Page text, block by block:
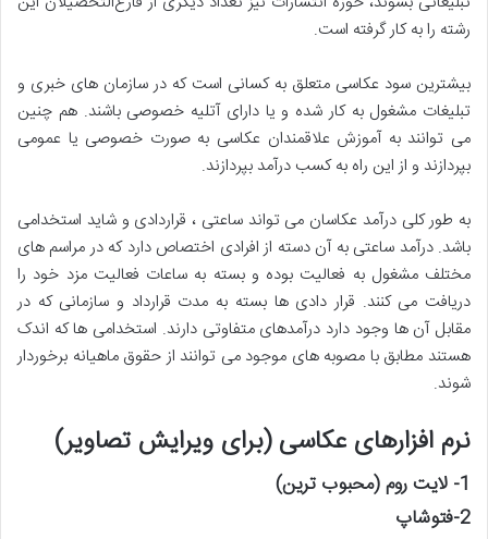
رشته‌ را به‌ کار گرفته‌ است‌.
بیشترین سود عکاسی متعلق به کسانی است که در سازمان های خبری و
تبلیغات مشغول به کار شده و یا دارای آتلیه خصوصی باشند. هم چنین
می توانند به آموزش علاقمندان عکاسی به صورت خصوصی یا عمومی
بپردازند و از این راه به کسب درآمد بپردازند.
به طور کلی درآمد عکاسان می تواند ساعتی ، قراردادی و شاید استخدامی
باشد. درآمد ساعتی به آن دسته از افرادی اختصاص دارد که در مراسم های
مختلف مشغول به فعالیت بوده و بسته به ساعات فعالیت مزد خود را
دریافت می کنند. قرار دادی ها بسته به مدت قرارداد و سازمانی که در
مقابل آن ها وجود دارد درآمدهای متفاوتی دارند. استخدامی ها که اندک
هستند مطابق با مصوبه های موجود می توانند از حقوق ماهیانه برخوردار
شوند.
نرم افزارهای عکاسی (برای ویرایش تصاویر)
1- لایت روم (محبوب ترین)
2- فتوشاپ